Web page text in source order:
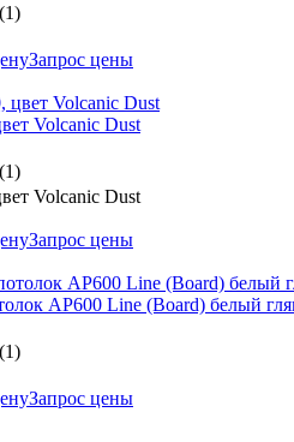
(1)
Запрос цены
Volcanic Dust
(1)
Volcanic Dust
Запрос цены
AP600 Line (Board) белый
(1)
Запрос цены